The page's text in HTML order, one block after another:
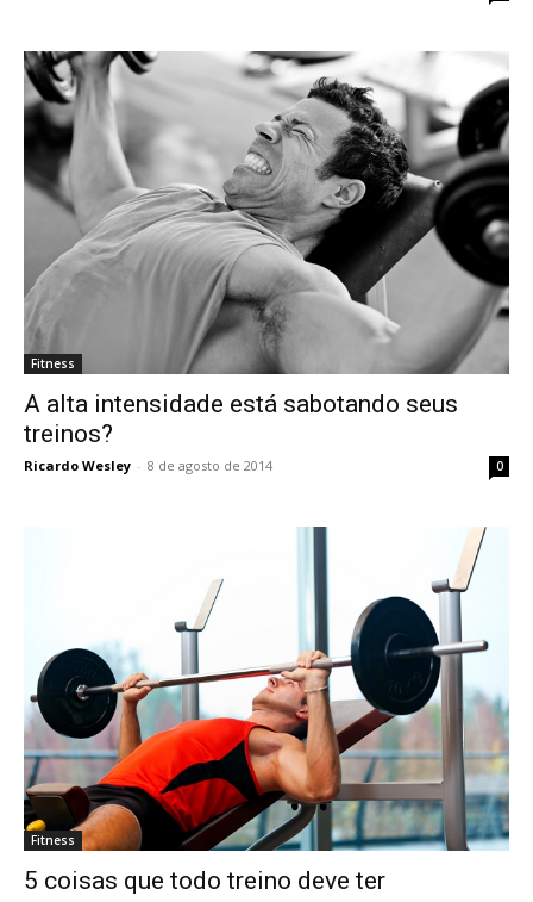
Fitness
A alta intensidade está sabotando seus
treinos?
Ricardo Wesley - 8 de agosto de 2014 0
Fitness
5 coisas que todo treino deve ter